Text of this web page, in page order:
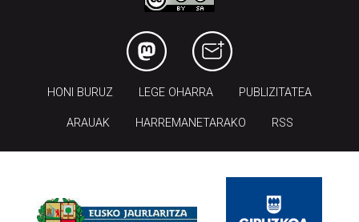
HONI BURUZ LEGE OHARRA PUBLIZITATEA
ARAUAK HARREMANETARAKO RSS